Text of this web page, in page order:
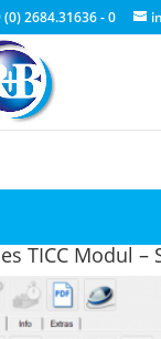
(0) 2684.31636 - 0
TICC Modul –